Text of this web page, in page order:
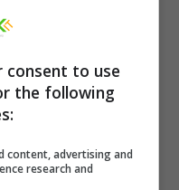
di lava, burroni,
gap che
ma che le
agevolmente
to use
the following
content, advertising and
research and